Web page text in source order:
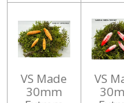
VS Made
30mm
VS